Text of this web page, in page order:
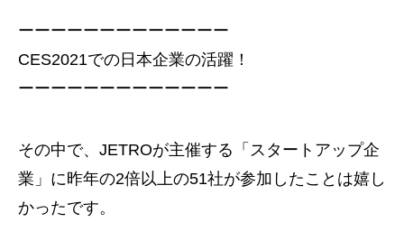
ーーーーーーーーーーーーー
CES2021での日本企業の活躍！
ーーーーーーーーーーーーー
その中で、JETROが主催する「スタートアップ企
業」に昨年の2倍以上の51社が参加したことは嬉し
かったです。